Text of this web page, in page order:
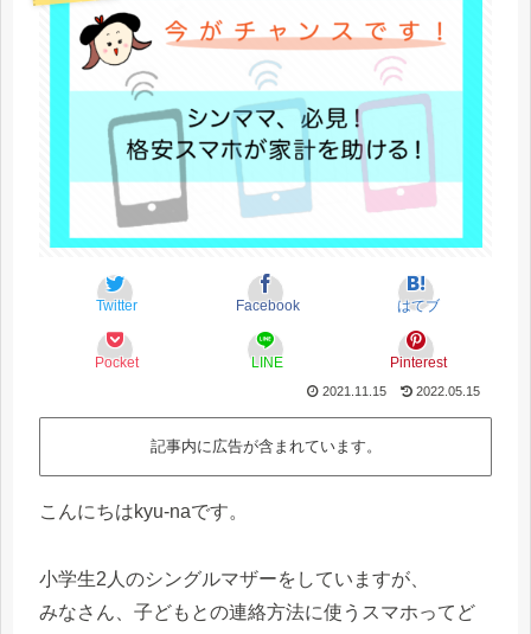
Twitter Facebook はてブ
Pocket LINE Pinterest
2021.11.15 2022.05.15
記事内に広告が含まれています。
こんにちはkyu-naです。
小学生2人のシングルマザーをしていますが、
みなさん、子どもとの連絡方法に使うスマホってど